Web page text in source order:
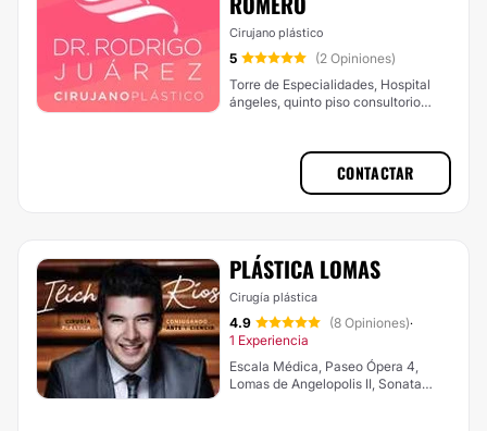
Cirujano plástico
5
(2 Opiniones)
Torre de Especialidades, Hospital
ángeles, quinto piso consultorio
CONTACTAR
PLÁSTICA LOMAS
Cirugía plástica
4.9 (8 Opiniones)·
1 Experiencia
Escala Médica, Paseo Ópera 4,
Lomas de Angelopolis II, Sonata